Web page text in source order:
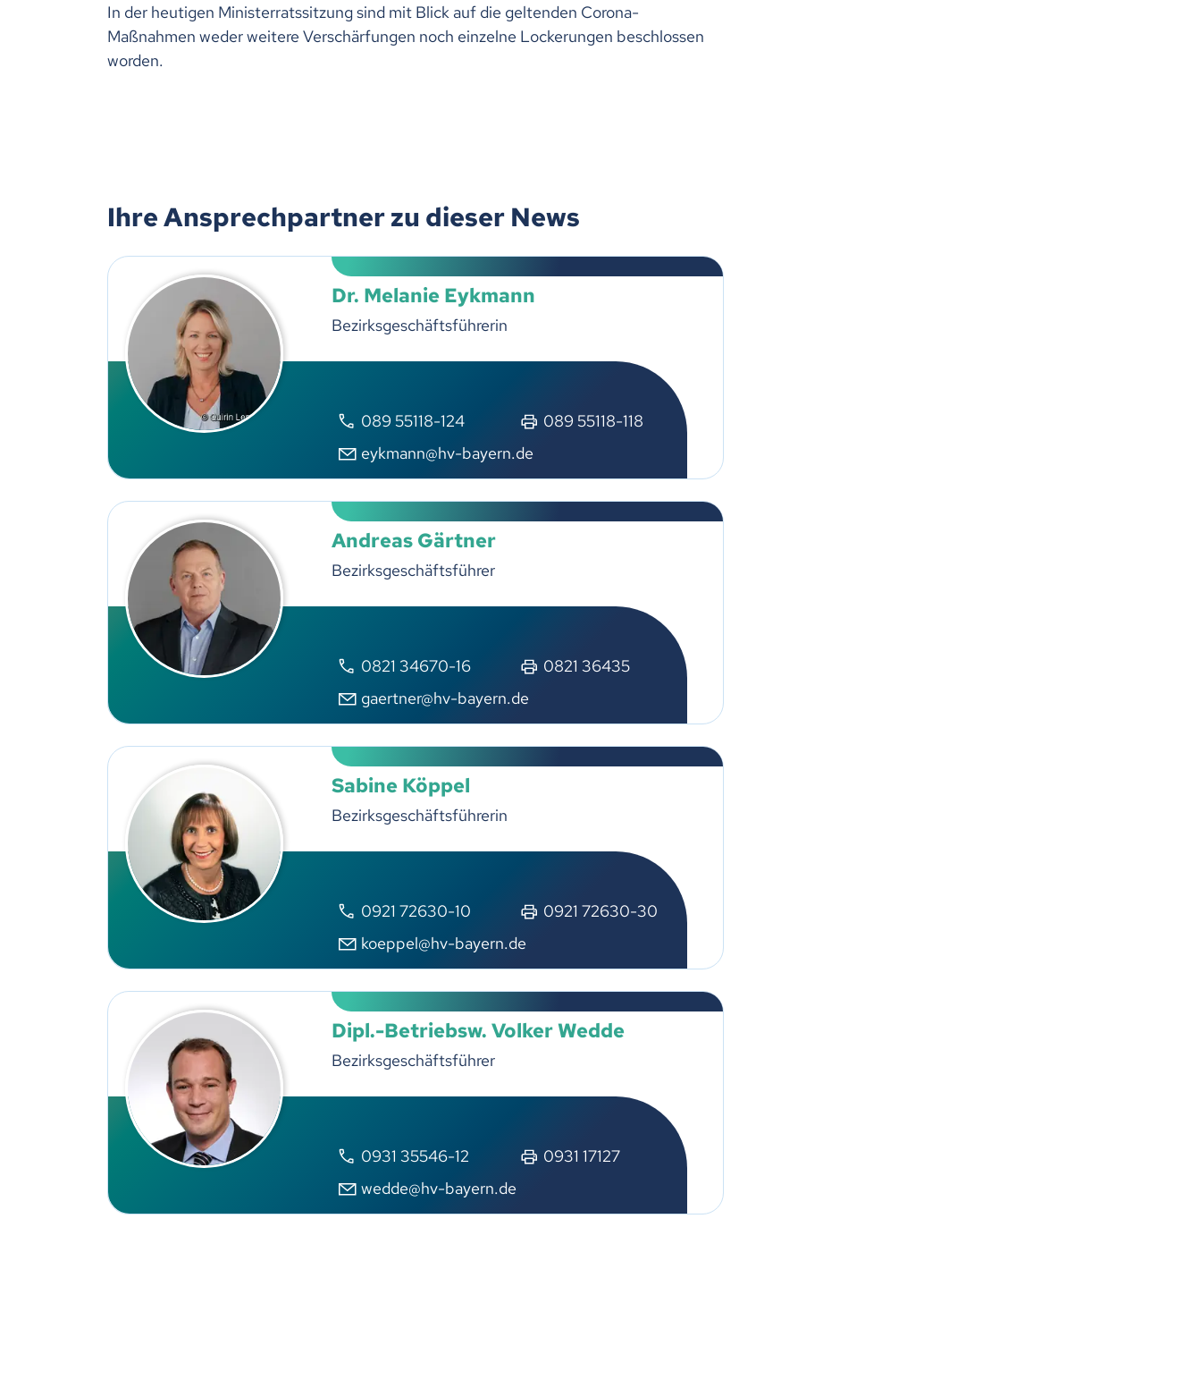
In der heutigen Ministerratssitzung sind mit Blick auf die geltenden Corona-
Maßnahmen weder weitere Verschärfungen noch einzelne Lockerungen beschlossen
worden.
Ihre Ansprechpartner zu dieser News
Dr. Melanie Eykmann
Bezirksgeschäftsführerin
089 55118-124
089 55118-118
eykmann@hv-bayern.de
Andreas Gärtner
Bezirksgeschäftsführer
0821 34670-16
0821 36435
gaertner@hv-bayern.de
Sabine Köppel
Bezirksgeschäftsführerin
0921 72630-10
0921 72630-30
koeppel@hv-bayern.de
Dipl.-Betriebsw. Volker Wedde
Bezirksgeschäftsführer
0931 35546-12
0931 17127
wedde@hv-bayern.de